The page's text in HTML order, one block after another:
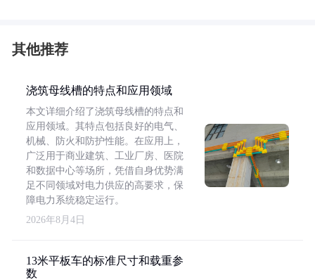
其他推荐
浇筑母线槽的特点和应用领域
本文详细介绍了浇筑母线槽的特点和
应用领域。其特点包括良好的电气、
机械、防火和防护性能。在应用上，
广泛用于商业建筑、工业厂房、医院
和数据中心等场所，凭借自身优势满
足不同领域对电力供应的高要求，保
障电力系统稳定运行。
2026年8月4日
13米平板车的标准尺寸和载重参
数